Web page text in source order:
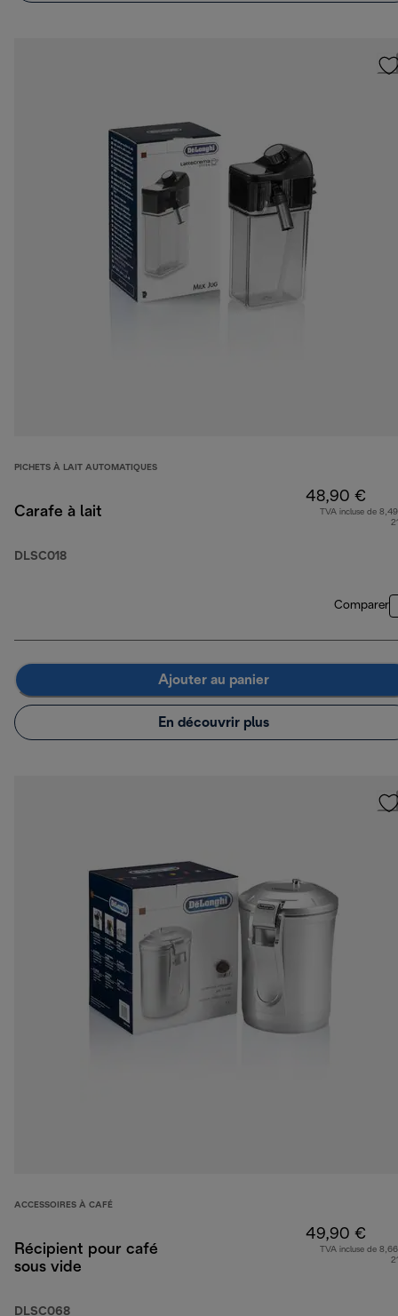
PICHETS À LAIT AUTOMATIQUES
Carafe à lait
DLSC018
48,90 €
TVA incluse de
Comparer
Ajouter au panier
En découvrir plus
ACCESSOIRES À CAFÉ
Récipient pour café
sous vide
DLSC068
49,90 €
TVA incluse de